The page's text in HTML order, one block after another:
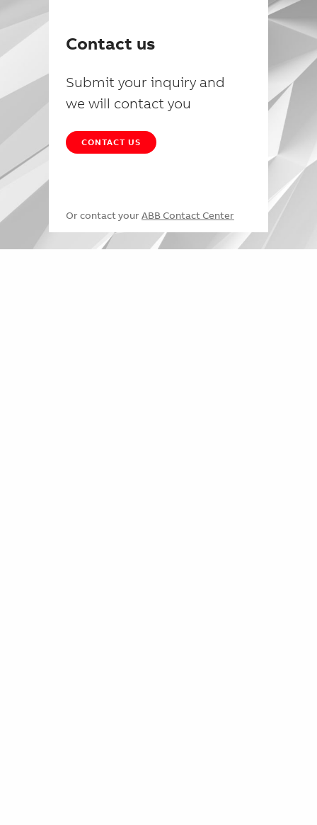
Contact us
Submit your inquiry and
we will contact you
CONTACT US
Or contact your ABB Contact Center